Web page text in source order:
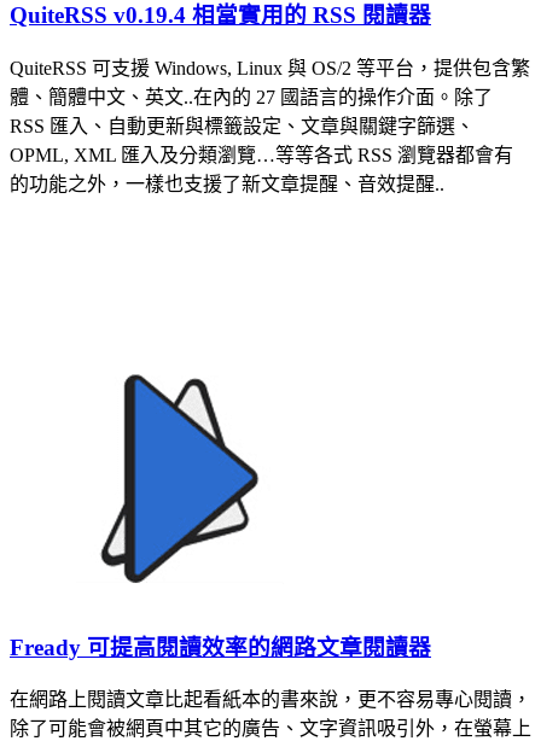
QuiteRSS v0.19.4 相當實用的 RSS 閱讀器
QuiteRSS 可支援 Windows, Linux 與 OS/2 等平台，提供包含繁
體、簡體中文、英文..在內的 27 國語言的操作介面。除了
RSS 匯入、自動更新與標籤設定、文章與關鍵字篩選、
OPML, XML 匯入及分類瀏覽…等等各式 RSS 瀏覽器都會有
的功能之外，一樣也支援了新文章提醒、音效提醒..
Fready 可提高閱讀效率的網路文章閱讀器
在網路上閱讀文章比起看紙本的書來說，更不容易專心閱讀，
除了可能會被網頁中其它的廣告、文字資訊吸引外，在螢幕上